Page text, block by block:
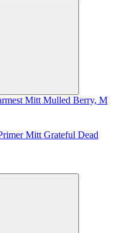
Mitt Mulled Berry, M